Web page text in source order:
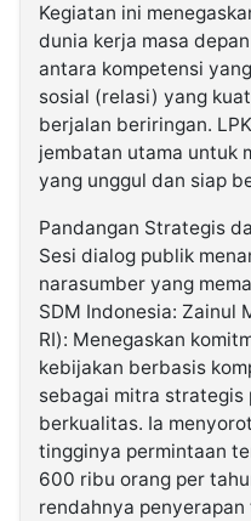
Kegiatan ini
dunia kerja masa
antara kompetensi
sosial (relasi) yang
berjalan beriringan.
jembatan utama untuk
yang unggul dan siap
Pandangan Strategis
Sesi dialog publik
narasumber yang
SDM Indonesia: Zainul
RI): Menegaskan
kebijakan berbasis
sebagai mitra strategis
berkualitas. Ia
tingginya permintaan
600 ribu orang per
rendahnya